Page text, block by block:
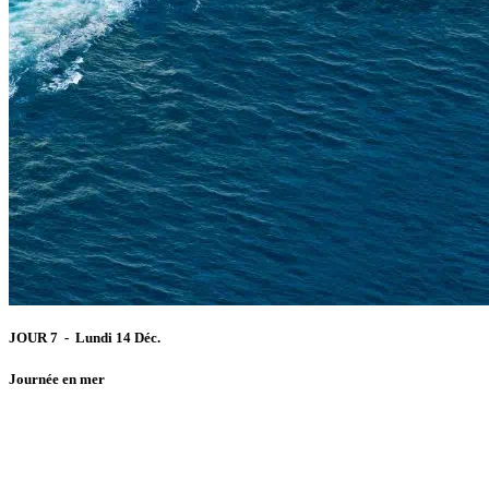
JOUR 7 - Lundi 14 Déc.
Journée en mer